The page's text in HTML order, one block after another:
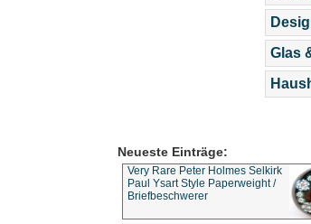
Glas
Neueste Einträge:
Very Rare Peter Holmes Selkirk
Paul Ysart Style Paperweight /
Briefbeschwerer